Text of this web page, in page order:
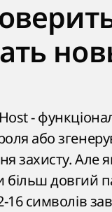
-
або
захисту.
довгий
символів